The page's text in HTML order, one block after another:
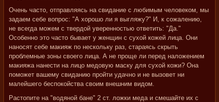
Очень часто, отправляясь на свидание с любимым человеком, мы
задаем себе вопрос: "А хорошо ли я выгляжу?" И, к сожалению,
не всегда можем с твердой уверенностью ответить: "Да."
Особенно это часто бывает у женщин с сухой кожей лица. Они
наносят себе макияж по нескольку раз, стараясь скрыть
проблемные зоны своего лица. А не проще ли перед наложением
макияжа нанести на лицо медовую маску для сухой кожи? Она
поможет вашему свиданию пройти удачно и не вызовет ни
малейшего беспокойства своим внешним видом.
Растопите на "водяной бане" 2 ст. ложки меда и смешайте их с